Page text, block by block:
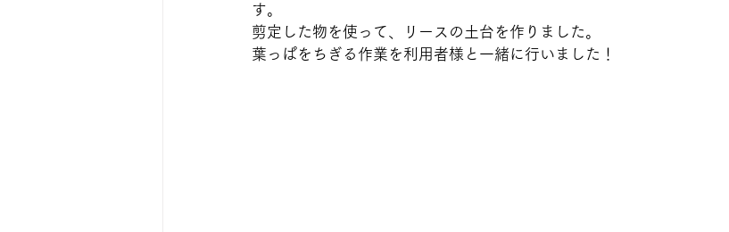
す。
剪定した物を使って、リースの土台を作りました。
葉っぱをちぎる作業を利用者様と一緒に行いました！